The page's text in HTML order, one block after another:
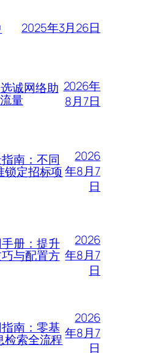
2025年3月26日
诚网络助
量
2026年
8月7日
南：不同
锁定招标项
2026
年8月7
日
册：提升
与配置方
2026
年8月7
日
南：零基
检索全流程
2026
年8月7
日